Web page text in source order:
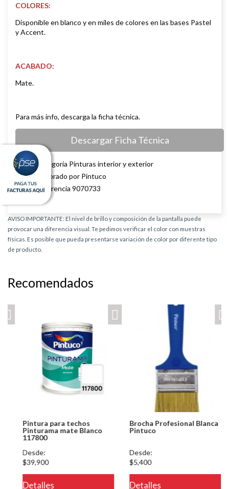
COLORES:
Disponible en blanco y en miles de colores en las bases Pastel
y Accent.
ACABADO:
Mate.
Para más info, descarga la ficha técnica.
Descargar Ficha Técnica
Categoría Pinturas interior y exterior
Elaborado por Pintuco
Referencia 9070733
AVISO IMPORTANTE: El nivel de brillo y composición de la pantalla puede
provocar una diferencia visual. Te pedimos verificar el color con muestras
físicas. Es posible que pueda presentarse variación de color por diferente tipo
de producto.
Recomendados
Pintura para techos
Pinturama mate Blanco
117800
Desde:
$39,900
Detalles
Brocha Profesional Blanca
Pintuco
Desde:
$5,400
Detalles